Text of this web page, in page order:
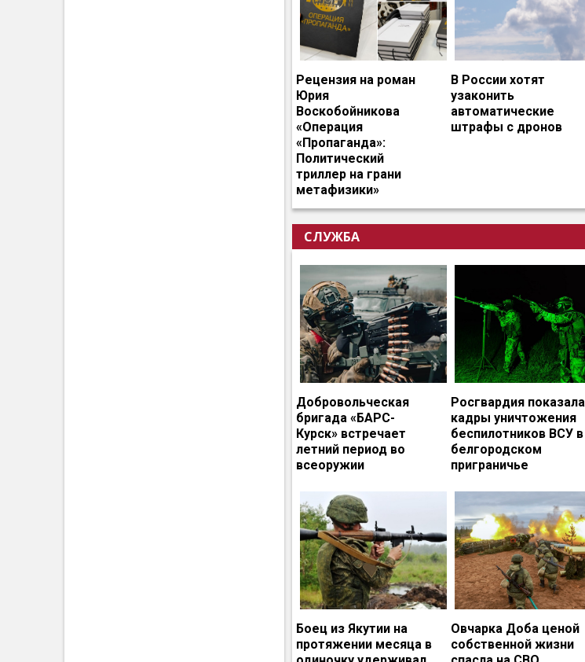
Рецензия на роман
Юрия
Воскобойникова
«Операция
«Пропаганда»:
Политический
триллер на грани
метафизики»
В России хотят
узаконить
автоматические
штрафы с дронов
СЛУЖБА
Добровольческая
бригада «БАРС-
Курск» встречает
летний период во
всеоружии
Росгвардия показала
кадры уничтожения
беспилотников ВСУ в
белгородском
приграничье
Боец из Якутии на
протяжении месяца в
Овчарка Доба ценой
собственной жизни